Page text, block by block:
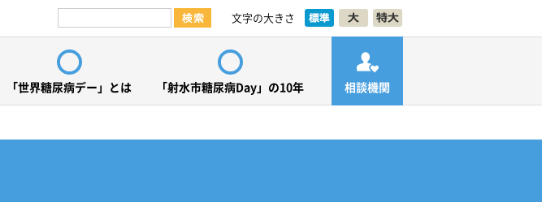
文字の大きさ
「世界糖尿病デー」とは 「射水市糖尿病Day」の10年 相談機関